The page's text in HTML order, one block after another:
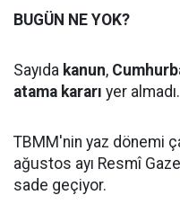
BUGÜN NE YOK?
Sayıda kanun,
atama kararı yer almadı.
TBMM'nin yaz dönemi
ağustos ayı Resmî
sade geçiyor.